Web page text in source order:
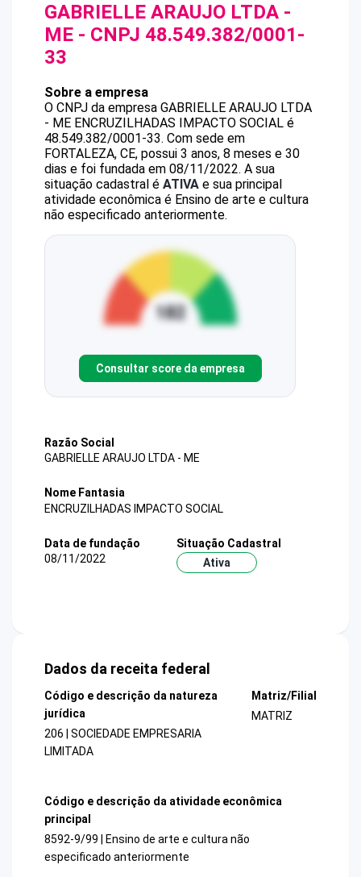
GABRIELLE ARAUJO LTDA -
ME - CNPJ 48.549.382/0001-
33
Sobre a empresa
O CNPJ da empresa GABRIELLE ARAUJO LTDA
- ME ENCRUZILHADAS IMPACTO SOCIAL é
48.549.382/0001-33. Com sede em
FORTALEZA, CE, possui 3 anos, 8 meses e 30
dias e foi fundada em 08/11/2022. A sua
situação cadastral é ATIVA e sua principal
atividade econômica é Ensino de arte e cultura
não especificado anteriormente.
Consultar score da empresa
Razão Social
GABRIELLE ARAUJO LTDA - ME
Nome Fantasia
ENCRUZILHADAS IMPACTO SOCIAL
Data de fundação
08/11/2022
Situação Cadastral
Ativa
Dados da receita federal
Código e descrição da natureza
jurídica
206 | SOCIEDADE EMPRESARIA
LIMITADA
Matriz/Filial
MATRIZ
Código e descrição da atividade econômica
principal
8592-9/99 | Ensino de arte e cultura não
especificado anteriormente